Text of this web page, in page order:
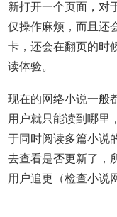
新打开一个页面，对
仅操作麻烦，而且还
卡，还会在翻页的时
读体验。
现在的网络小说一般
用户就只能读到哪里
于同时阅读多篇小说
去查看是否更新了，
用户追更（检查小说